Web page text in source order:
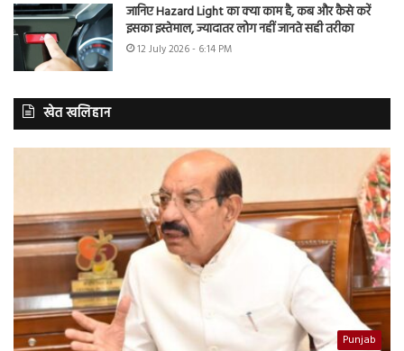
जानिए Hazard Light का क्या काम है, कब और कैसे करें
इसका इस्तेमाल, ज्यादातर लोग नहीं जानते सही तरीका
12 July 2026 - 6:14 PM
खेत खलिहान
Punjab